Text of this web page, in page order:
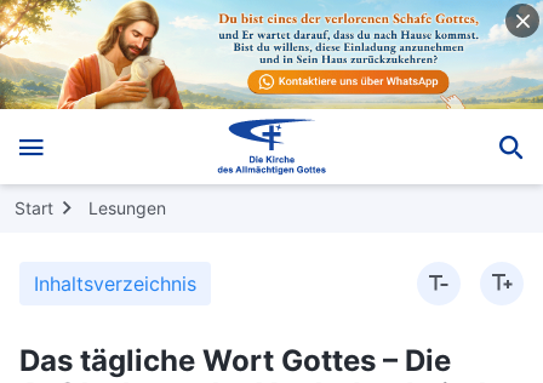
Start Lesungen
Inhaltsverzeichnis
Das tägliche Wort Gottes – Die